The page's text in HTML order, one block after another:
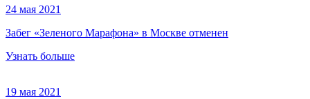
24 мая 2021
Забег «Зеленого Марафона» в Москве отменен
Узнать больше
19 мая 2021